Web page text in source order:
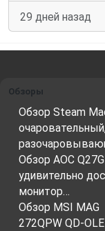
29 дней назад
Обзоры
Обзор Steam
Обзор AOC
удивительно
монитор…
Обзор MSI MAG
272QPW QD-